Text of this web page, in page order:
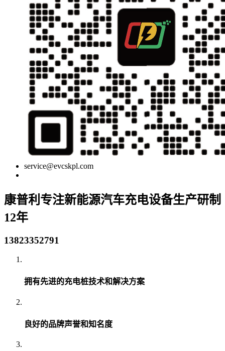
service@evcskpl.com
康普利专注新能源汽车充电设备生产研制
12年
13823352791
拥有先进的充电桩技术和解决方案
良好的品牌声誉和知名度